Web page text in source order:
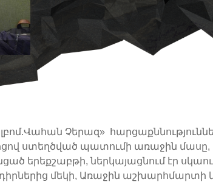
Չերազ»
ստեղծված պատումի առաջին մասը,
երեքշաբթի, ներկայացնում էր
մեկի, Առաջին աշխարհմարտի